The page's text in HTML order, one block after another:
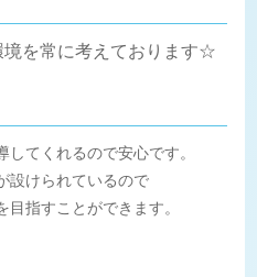
を常に考えております☆
てくれるので安心です。
設けられているので
指すことができます。